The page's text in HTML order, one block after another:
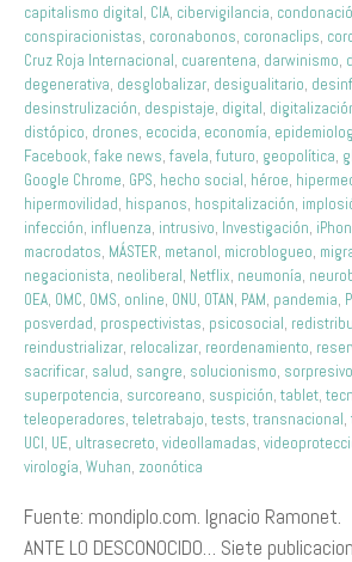
capitalismo digital, CIA, cibervigilancia,
conspiracionistas, coronabonos, coronaclips,
Cruz Roja Internacional, cuarentena, darwinismo,
degenerativa, desglobalizar, desigualitario,
desinstrulización, despistaje, digital,
distópico, drones, ecocida, economía,
Facebook, fake news, favela, futuro, geopolítica,
Google Chrome, GPS, hecho social, héroe,
hipermovilidad, hispanos, hospitalización,
infección, influenza, intrusivo, Investigación,
macrodatos, MÁSTER, metanol, microblogueo,
negacionista, neoliberal, Netflix, neumonía,
OEA, OMC, OMS, online, ONU, OTAN, PAM, pandemia,
posverdad, prospectivistas, psicosocial,
reindustrializar, relocalizar, reordenamiento,
sacrificar, salud, sangre, solucionismo, sorpresivo
superpotencia, surcoreano, suspición, tablet,
teleoperadores, teletrabajo, tests, transnacional,
UCI, UE, ultrasecreto, videollamadas,
virología, Wuhan, zoonótica
Fuente: mondiplo.com. Ignacio Ramonet.
ANTE LO DESCONOCIDO… Siete